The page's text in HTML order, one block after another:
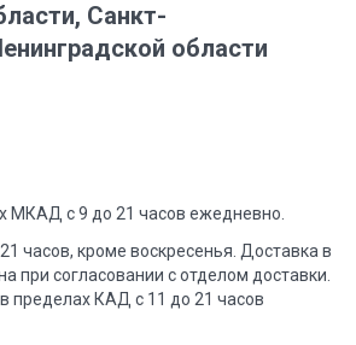
Санкт-
области
МКАД с 9 до 21 часов ежедневно.
часов, кроме воскресенья. Доставка в
при согласовании с отделом доставки.
пределах КАД с 11 до 21 часов